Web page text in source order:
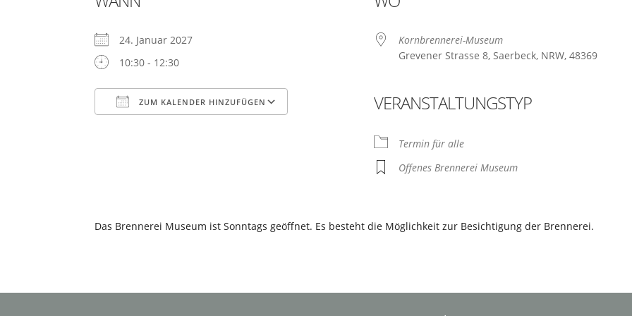
24. Januar 2027
10:30 - 12:30
ZUM KALENDER HINZUFÜGEN
Kornbrennerei-Museum
Grevener Strasse 8, Saerbeck, NRW, 48369
VERANSTALTUNGSTYP
Termin für alle
Offenes Brennerei Museum
Das Brennerei Museum ist Sonntags geöffnet. Es besteht die Möglichkeit zur Besichtigung der Brennerei.